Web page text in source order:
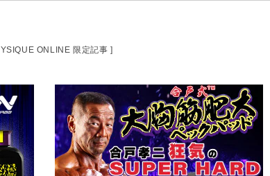
ONLINE 限定記事 ]